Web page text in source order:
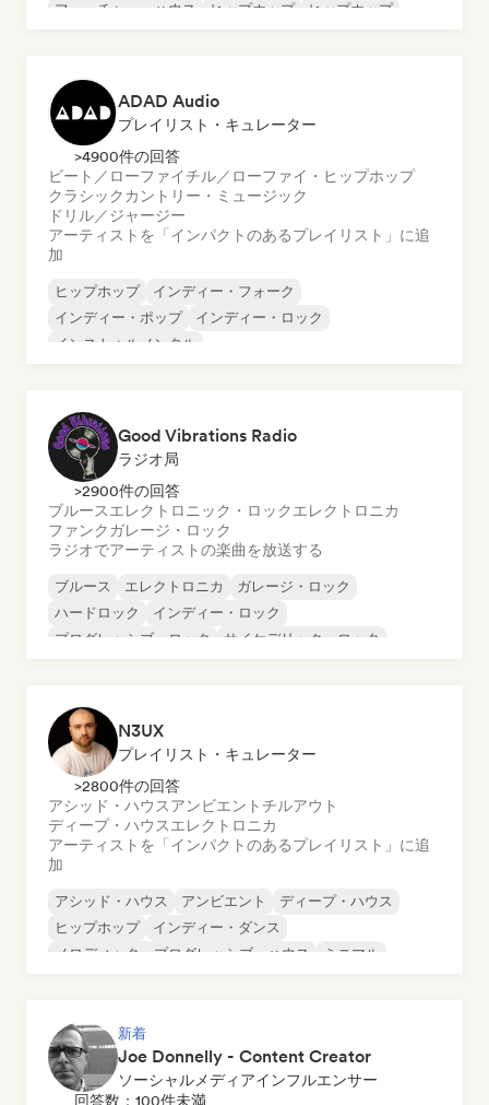
フューチャー・ハウス
ヒップホップ
ヒップホップ
ADAD Audio
プレイリスト・キュレーター
>4900件の回答
ビート／ローファイチル／ローファイ・ヒップホップ
クラシック カントリー・ミュージック
ドリル／ジャージー
アーティストを「インパクトのあるプレイリスト」に追
加
ヒップホップ
インディー・フォーク
インディー・ポップ
インディー・ロック
インストゥルメンタル
Good Vibrations Radio
ラジオ局
>2900件の回答
ブルースエレクトロニック・ロックエレクトロニカ
ファンクガレージ・ロック
ラジオでアーティストの楽曲を放送する
ブルース エレクトロニカ
ガレージ・ロック
ハードロック
インディー・ロック
プログレッシブ・ロック
サイケデリック・ロック
N3UX
プレイリスト・キュレーター
>2800件の回答
アシッド・ハウスアンビエント チルアウト
ディープ・ハウスエレクトロニカ
アーティストを「インパクトのあるプレイリスト」に追
加
アシッド・ハウス アンビエント
ディープ・ハウス
ヒップホップ
インディー・ダンス
メロディック・プログレッシブ・ハウス
ミニマル
新着
Joe Donnelly - Content Creator
ソーシャルメディアインフルエンサー
回答数：100件未満